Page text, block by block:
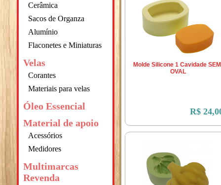
Cerâmica
Sacos de Organza
Alumínio
Flaconetes e Miniaturas
Velas
Corantes
Materiais para velas
Óleo Essencial
Material de apoio
Acessórios
Medidores
Multimarcas
Revenda
Molde Silicone 1 Cavidade
OVAL
R$